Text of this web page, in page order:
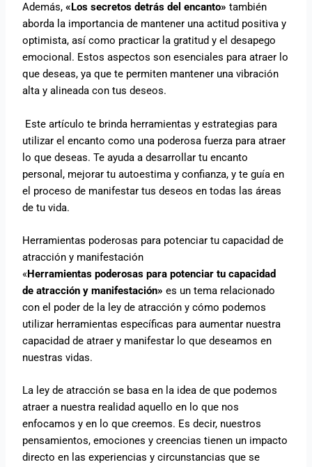
Además,«Los secretos detrás del encanto» también
aborda la importancia de mantener una actitud positiva y
optimista, así como practicar la gratitud y el desapego
emocional. Estos aspectos son esenciales para atraer lo
que deseas, ya que te permiten mantener una vibración
alta y alineada con tus deseos.
Este artículo te brinda herramientas y estrategias para
utilizar el encanto como una poderosa fuerza para atraer
lo que deseas. Te ayuda a desarrollar tu encanto
personal, mejorar tu autoestima y confianza, y te guía en
el proceso de manifestar tus deseos en todas las áreas
de tu vida.
Herramientas poderosas para potenciar tu capacidad de
atracción y manifestación
«Herramientas poderosas para potenciar tu capacidad
de atracción y manifestación» es un tema relacionado
con el poder de la ley de atracción y cómo podemos
utilizar herramientas específicas para aumentar nuestra
capacidad de atraer y manifestar lo que deseamos en
nuestras vidas.
La ley de atracción se basa en la idea de que podemos
atraer a nuestra realidad aquello en lo que nos
enfocamos y en lo que creemos. Es decir, nuestros
pensamientos, emociones y creencias tienen un impacto
directo en las experiencias y circunstancias que se